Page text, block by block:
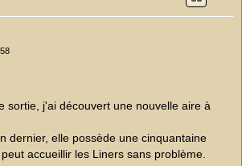
sortie, j'ai découvert une nouvelle aire à
dernier, elle possède une cinquantaine
accueillir les Liners sans problème.